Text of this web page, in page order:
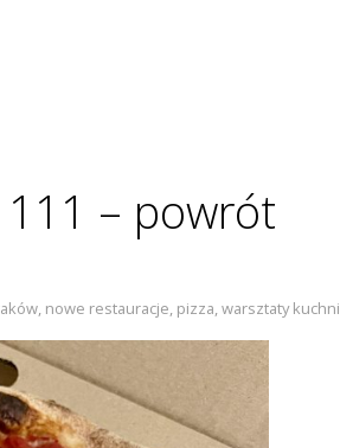
– powrót
, nowe restauracje, pizza,warsztaty kuchni